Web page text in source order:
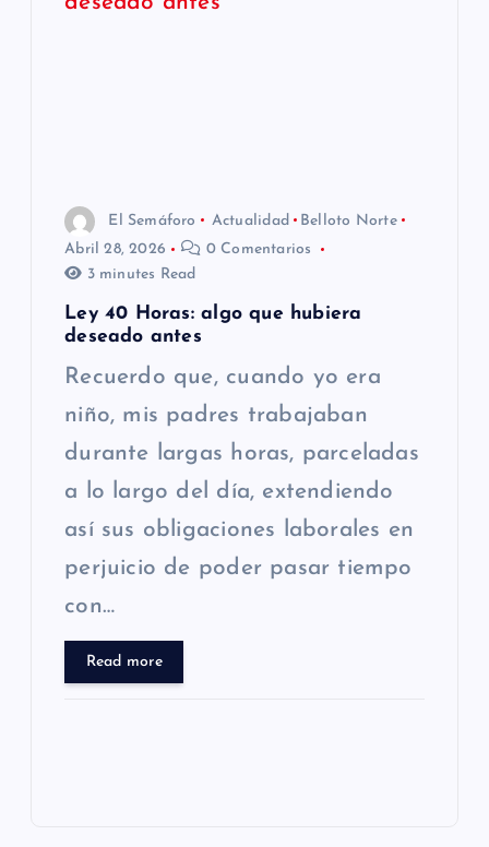
El Semáforo Actualidad
Belloto Norte
Abril 28, 2026
0 Comentarios
3 minutes Read
Ley 40 Horas: algo que hubiera
deseado antes
Recuerdo que, cuando yo era
niño, mis padres trabajaban
durante largas horas, parceladas
a lo largo del día, extendiendo
así sus obligaciones laborales en
perjuicio de poder pasar tiempo
con…
Read more